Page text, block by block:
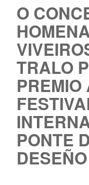
O
TRALO
PREMIO
PONTE